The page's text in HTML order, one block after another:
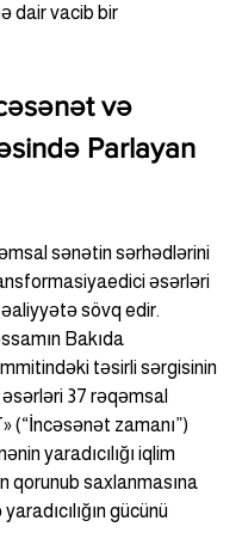
dair vacib bir
və
Parlayan
sənətin sərhədlərini
əsərləri
sövq edir.
Bakıda
təsirli sərgisinin
37 rəqəmsal
(“İncəsənət zamanı”)
yaradıcılığı iqlim
qorunub saxlanmasına
gücünü